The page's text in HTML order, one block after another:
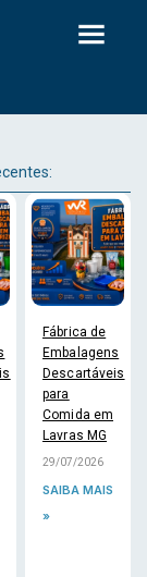
Fábrica de
Embalagens
Descartáveis
para
Comida em
Lavras MG
29/07/2026
SAIBA MAIS
»